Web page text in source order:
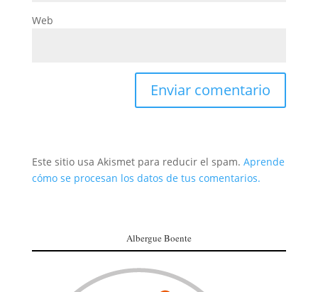
Web
Este sitio usa Akismet para reducir el spam. Aprende
cómo se procesan los datos de tus comentarios.
Albergue Boente